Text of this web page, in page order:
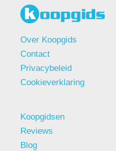
Over Koopgids
Contact
Privacybeleid
Cookieverklaring
Koopgidsen
Reviews
Blog